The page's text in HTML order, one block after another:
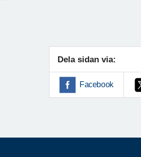
Dela sidan via:
Facebook